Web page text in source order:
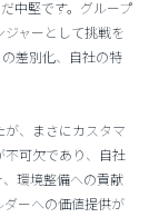
中堅です。グループ
ャーとして挑戦を
差別化、自社の特
、まさにカスタマ
不可欠であり、自社
環境整備への貢献
ーへの価値提供が